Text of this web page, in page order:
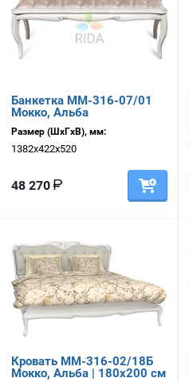
Банкетка ММ-316-07/01
Мокко, Альба
Размер (ШхГхВ), мм:
1382х422х520
48 270
Кровать ММ-316-02/18Б
Мокко, Альба | 180х200 см